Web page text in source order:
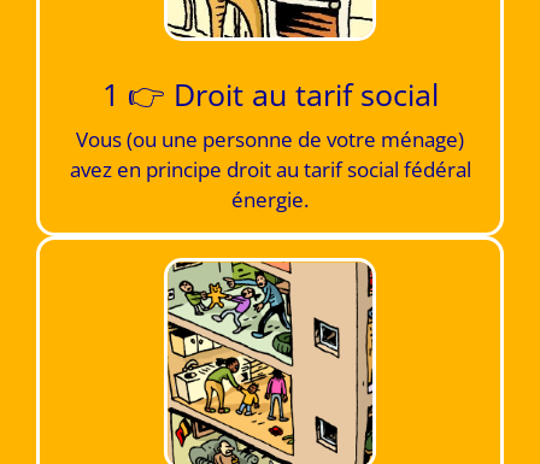
1 👉 Droit au tarif social
Vous (ou une personne de votre ménage)
avez en principe droit au tarif social fédéral
énergie​.